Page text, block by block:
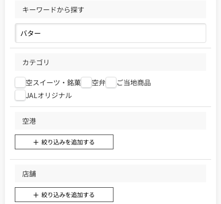
キーワードから探す
カテゴリ
空スイーツ・銘菓 空弁
ご当地商品
JALオリジナル
空港
絞り込みを追加する
店舗
絞り込みを追加する